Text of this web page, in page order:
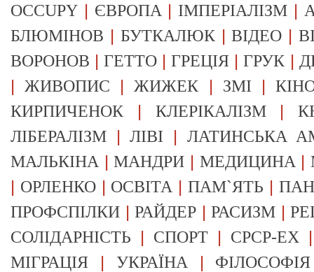
OCCUPY | ЄВРОПА | ІМПЕРІАЛІЗМ |
БЛЮМІНОВ | БУТКАЛЮК|ВІДЕО |
ВОРОНОВ |ГЕТТО |ГРЕЦІЯ |ГРУК |
|ЖИВОПИС |ЖИЖЕК | ЗМІ |
КИРПИЧЕНОК | КЛЕРІКАЛІЗМ|
ЛІБЕРАЛІЗМ |ЛІВІ | ЛАТИНСЬКА
МАЛЬКІНА |МАНДРИ | МЕДИЦИНА |
| ОРЛЕНКО| ОСВІТА |ПАМ`ЯТЬ |
ПРОФСПІЛКИ |РАЙДЕР |РАСИЗМ |
СОЛІДАРНІСТЬ | СПОРТ | СРСР-EX
МІГРАЦІЯ | УКРАЇНА | ФІЛОСОФІЯ